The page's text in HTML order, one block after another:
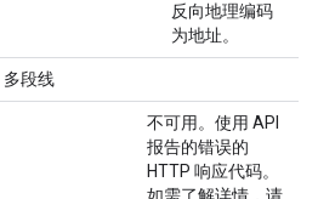
反向地理编码
为地址。
多段线
不可用。使用 API
报告的错误的
HTTP 响应代码。